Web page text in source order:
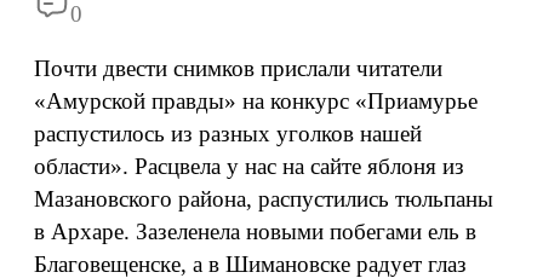
0
Почти двести снимков прислали читатели
«Амурской правды» на конкурс «Приамурье
распустилось из разных уголков нашей
области». Расцвела у нас на сайте яблоня из
Мазановского района, распустились тюльпаны
в Архаре. Зазеленела новыми побегами ель в
Благовещенске, а в Шимановске радует глаз